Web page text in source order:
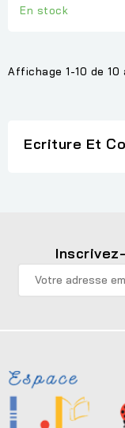
En stock
Affichage 1-10 de 10
Ecriture Et